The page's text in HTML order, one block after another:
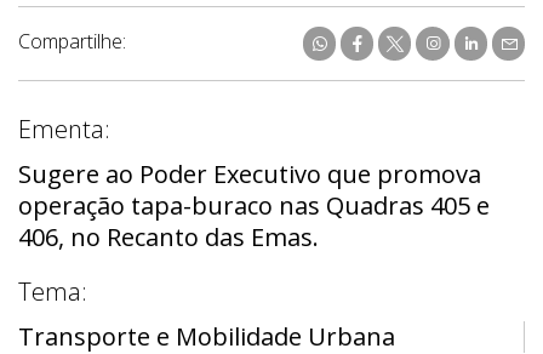
Compartilhe:
Ementa:
Sugere ao Poder Executivo que promova
operação tapa-buraco nas Quadras 405 e
406, no Recanto das Emas.
Tema:
Transporte e Mobilidade Urbana